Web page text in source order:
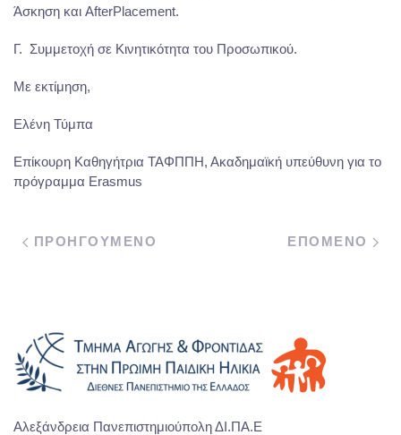
Άσκηση και AfterPlacement.
Γ. Συμμετοχή σε Κινητικότητα του Προσωπικού.
Με εκτίμηση,
Ελένη Τύμπα
Επίκουρη Καθηγήτρια ΤΑΦΠΠΗ, Ακαδημαϊκή υπεύθυνη για το
πρόγραμμα Erasmus
ΠΡΟΗΓΟΥΜΕΝΟ ΕΠΟΜΕΝΟ
Αλεξάνδρεια Πανεπιστημιούπολη ΔΙ.ΠΑ.Ε